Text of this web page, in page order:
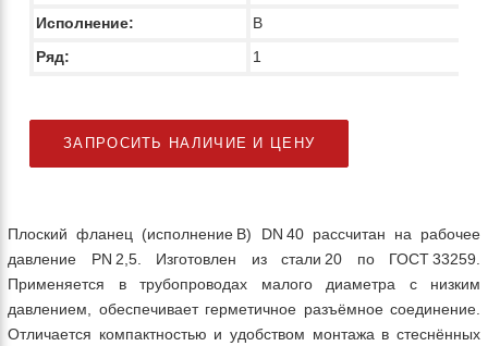
Исполнение:
В
Ряд:
1
ЗАПРОСИТЬ НАЛИЧИЕ И ЦЕНУ
Плоский фланец (исполнение B) DN 40 рассчитан на рабочее
давление PN 2,5. Изготовлен из стали 20 по ГОСТ 33259.
Применяется в трубопроводах малого диаметра с низким
давлением, обеспечивает герметичное разъёмное соединение.
Отличается компактностью и удобством монтажа в стеснённых